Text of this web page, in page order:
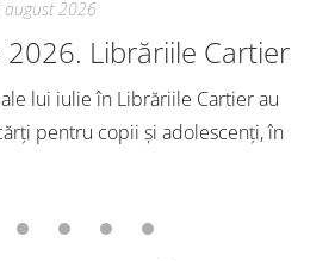
august 2026
Librăriile Cartier
lui iulie în Librăriile Cartier au
pentru copii și adolescenți, în